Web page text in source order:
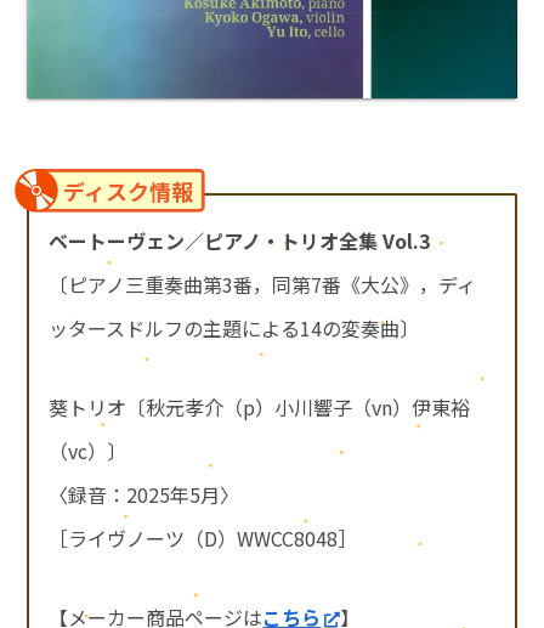
ディスク情報
ベートーヴェン／ピアノ・トリオ全集 Vol.3
〔ピアノ三重奏曲第3番，同第7番《大公》，ディ
ッタースドルフの主題による14の変奏曲〕
葵トリオ〔秋元孝介（p）小川響子（vn）伊東裕
（vc）〕
〈録音：2025年5月〉
［ライヴノーツ（D）WWCC8048］
【メーカー商品ページはこちら 】